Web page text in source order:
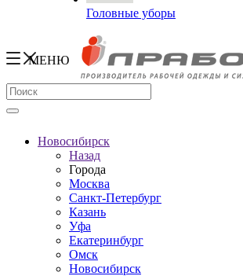
Головные уборы
МЕНЮ
Новосибирск
Назад
Города
Москва
Санкт-Петербург
Казань
Уфа
Екатеринбург
Омск
Новосибирск